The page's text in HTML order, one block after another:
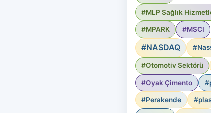
#MLP Sağlık
#MPARK #MSCI
#NASDAQ
#Otomotiv Sektörü
#Oyak Çimento
#Perakende